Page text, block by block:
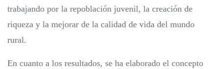
trabajando por la repoblación juvenil, la creación de
riqueza y la mejorar de la calidad de vida del mundo
rural.
En cuanto a los resultados, se ha elaborado el concepto